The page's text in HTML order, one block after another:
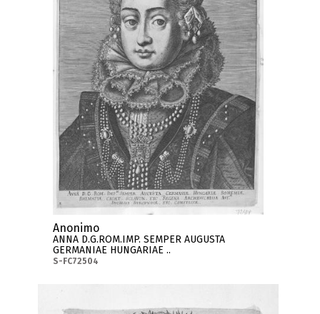
Anonimo
ANNA D.G.ROM.IMP. SEMPER AUGUSTA
GERMANIAE HUNGARIAE ..
S-FC72504